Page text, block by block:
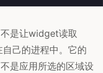
是让widget读取
己的进程中。它的
是应用所选的区域设